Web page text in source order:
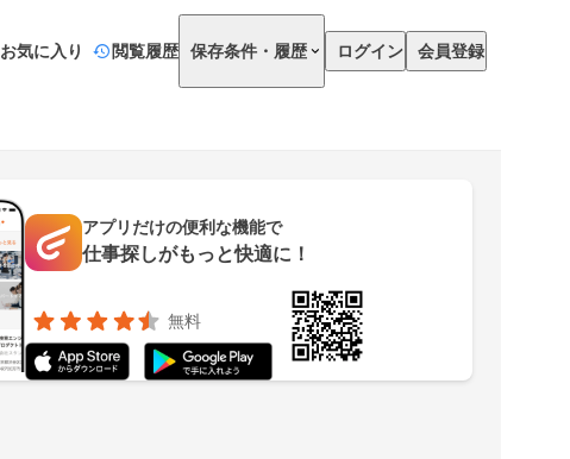
お気に入り 閲覧履歴 保存条件・履歴 ログイン 会員登録
アプリだけの便利な機能で
仕事探しがもっと快適に！
無料